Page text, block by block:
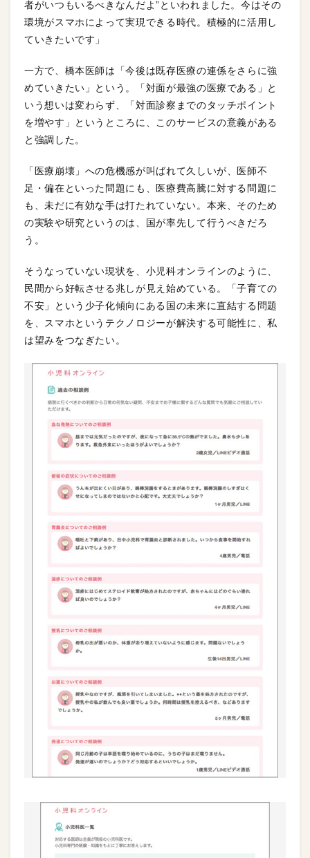
者がいつもいるべきなんだよ”といわれました。今はその
環境がスマホによって実現できる時代。積極的に活用し
ていきたいです」
一方で、橋本医師は「今後は既存医療の連係をさらに強
めていきたい」という。「対面が最強の医療である」と
いう想いは変わらず、「対面診察までのタッチポイント
を増やす」というところに、このサービスの意義がある
と強調した。
「医療崩壊」への危機感が叫ばれて久しいが、医師不
足・偏在といった問題にも、医療費高騰に対する問題に
も、未だに有効な手は打たれていない。本来、そのため
の実験や研究というのは、国が率先して行うべきだろ
う。
そうなっていない現状を、小児科オンラインのように、
民間から好転させる兆しが見え始めている。「子育ての
不安」という少子化傾向にある国の未来に直結する問題
を、スマホというテクノロジーが解決する可能性に、私
は望みをつなぎたい。